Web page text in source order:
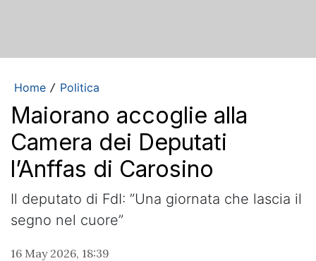
Home / Politica
Maiorano accoglie alla
Camera dei Deputati
l’Anffas di Carosino
Il deputato di FdI: ”Una giornata che lascia il
segno nel cuore”
16 May 2026, 18:39